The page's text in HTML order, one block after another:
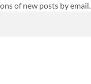
of new posts by email.